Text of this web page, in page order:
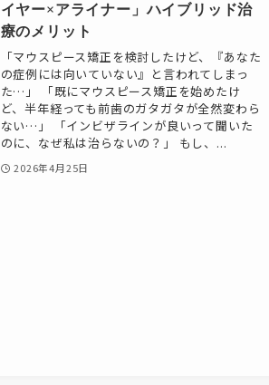
イヤー×アライナー」ハイブリッド治
療のメリット
「マウスピース矯正を検討したけど、『あなた
の症例には向いていない』と言われてしまっ
た…」 「既にマウスピース矯正を始めたけ
ど、半年経っても前歯のガタガタが全然変わら
ない…」 「インビザラインが良いって聞いた
のに、なぜ私は治らないの？」 もし、...
2026年4月25日